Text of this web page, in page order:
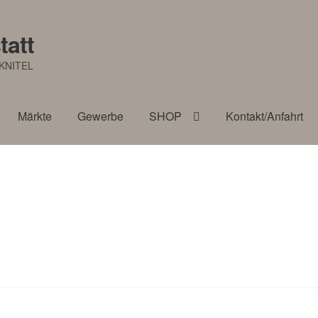
Märkte Gewerbe SHOP Kontakt/Anfahrt